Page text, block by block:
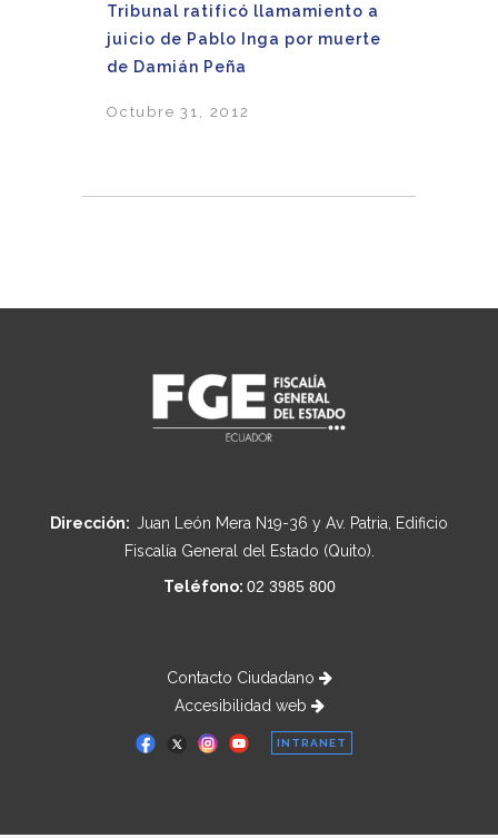
Tribunal ratificó llamamiento a
juicio de Pablo Inga por muerte
de Damián Peña
Octubre 31, 2012
Dirección: Juan León Mera N19-36 y Av. Patria, Edificio
Fiscalía General del Estado (Quito).
Teléfono: 02 3985 800
Contacto Ciudadano
Accesibilidad web
INTRANET